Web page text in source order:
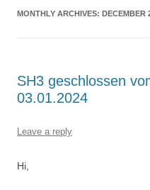
MONTHLY ARCHIVES: DECEMBER
SH3 geschlossen
03.01.2024
Leave a reply
Hi,